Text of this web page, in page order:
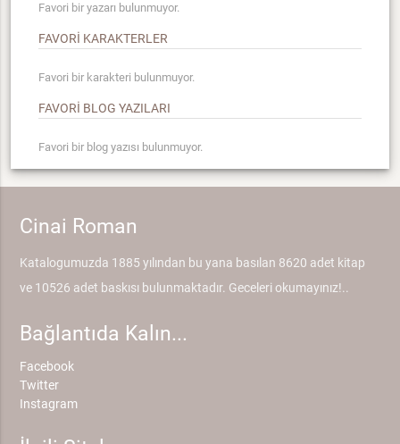
Favori bir yazarı bulunmuyor.
FAVORİ KARAKTERLER
Favori bir karakteri bulunmuyor.
FAVORİ BLOG YAZILARI
Favori bir blog yazısı bulunmuyor.
Cinai Roman
Katalogumuzda 1885 yılından bu yana basılan 8620 adet kitap
ve 10526 adet baskısı bulunmaktadır. Geceleri okumayınız!..
Bağlantıda Kalın...
Facebook
Twitter
Instagram